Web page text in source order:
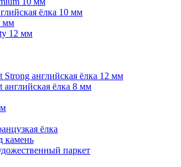
ёлка 10 мм
мм
12 мм
английская ёлка 12 мм
английская ёлка 8 мм
ёлка
камень
паркет